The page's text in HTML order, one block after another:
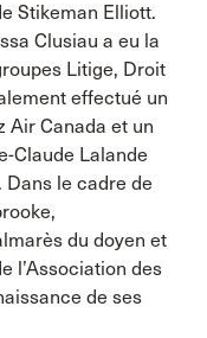
Stikeman Elliott.
Clusiau a eu la
Litige, Droit
effectué un
Air Canada et un
Claude Lalande
Dans le cadre de
du doyen et
l’Association des
de ses